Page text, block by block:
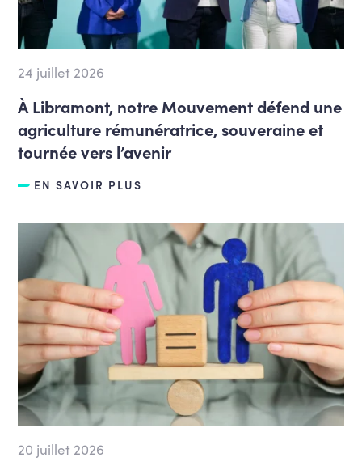
24 juillet 2026
À Libramont, notre Mouvement défend une
agriculture rémunératrice, souveraine et
tournée vers l’avenir
EN SAVOIR PLUS
20 juillet 2026